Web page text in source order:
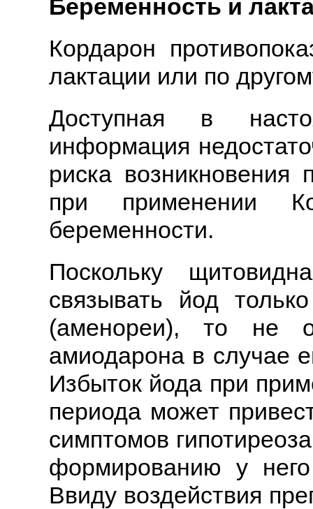
Беременность и
Кордарон
лактации или по
Доступная в
информация
риска возникновения
при применении
беременности.
Поскольку
связывать йод
(аменореи), то не
амиодарона в случае
Избыток йода при
периода может
симптомов
формированию у него
Ввиду воздействия